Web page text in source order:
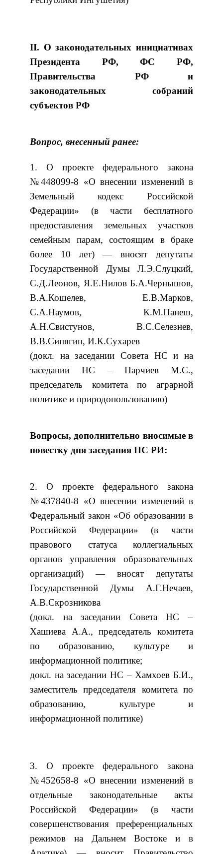
II. О законодательных инициативах
Президента РФ, ФС РФ,
Правительства РФ и
законодательных собраний
субъектов РФ
Вопрос, внесенный ранее:
1. О проекте федерального закона
№448099-8 «О внесении изменений в
Земельный кодекс Российской
Федерации» (в части бесплатного
предоставления земельных участков
семейным парам, состоящим в браке
более 10 лет) — вносят депутаты
Государственной Думы Л.Э.Слуцкий,
С.Д.Леонов, Я.Е.Нилов Б.А.Чернышов,
В.А.Кошелев, Е.В.Марков,
С.А.Наумов, К.М.Панеш,
А.Н.Свистунов, В.С.Селезнев,
В.В.Сипягин, И.К.Сухарев
(докл. на заседании Совета НС и на
заседании НС – Парчиев М.С.,
председатель комитета по аграрной
политике и природопользованию)
Вопросы, дополнительно вносимые в
повестку дня заседания НС РИ:
2. О проекте федерального закона
№437840-8 «О внесении изменений в
Федеральный закон «Об образовании в
Российской Федерации» (в части
правового статуса коллегиальных
органов управления образовательных
организаций) — вносят депутаты
Государственной Думы А.Г.Нечаев,
А.В.Скрозникова
(докл. на заседании Совета НС –
Хашиева А.А., председатель комитета
по образованию, культуре и
информационной политике;
докл. на заседании НС – Хамхоев Б.И.,
заместитель председателя комитета по
образованию, культуре и
информационной политике)
3. О проекте федерального закона
№452658-8 «О внесении изменений в
отдельные законодательные акты
Российской Федерации» (в части
совершенствования преференциальных
режимов на Дальнем Востоке и в